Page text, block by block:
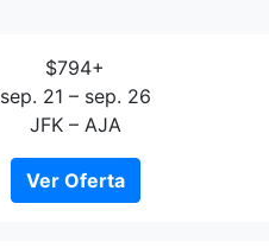
$794+
sep. 21 – sep. 26
JFK – AJA
Ver Oferta